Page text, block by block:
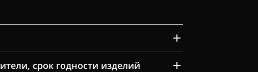
срок годности изделий